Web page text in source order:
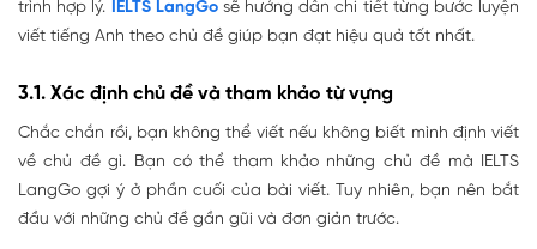
trình hợp lý. IELTS LangGosẽ hướng dẫn chi tiết từng bước luyện
viết tiếng Anh theo chủ đề giúp bạn đạt hiệu quả tốt nhất.
3.1. Xác định chủ đề và tham khảo từ vựng
Chắc chắn rồi, bạn không thể viết nếu không biết mình định viết
về chủ đề gì. Bạn có thể tham khảo những chủ đề mà IELTS
LangGo gợi ý ở phần cuối của bài viết. Tuy nhiên, bạn nên bắt
đầu với những chủ đề gần gũi và đơn giản trước.